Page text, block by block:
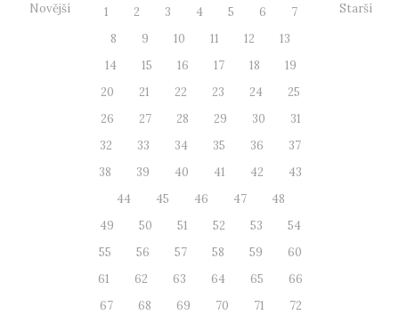
Novější 1 2 3 4 5 6
7
8
9 10 11 12
13
14
15 16 17 18
19
20
21 22 23 24
25
26
27 28 29 30
31
32
33 34 35 36
37
38
39 40 41 42
43
44
45 46 47
48
49
50 51 52 53
54
55
56 57 58 59
60
61
62 63 64 65
66
67
68 69 70 71
72
Starší